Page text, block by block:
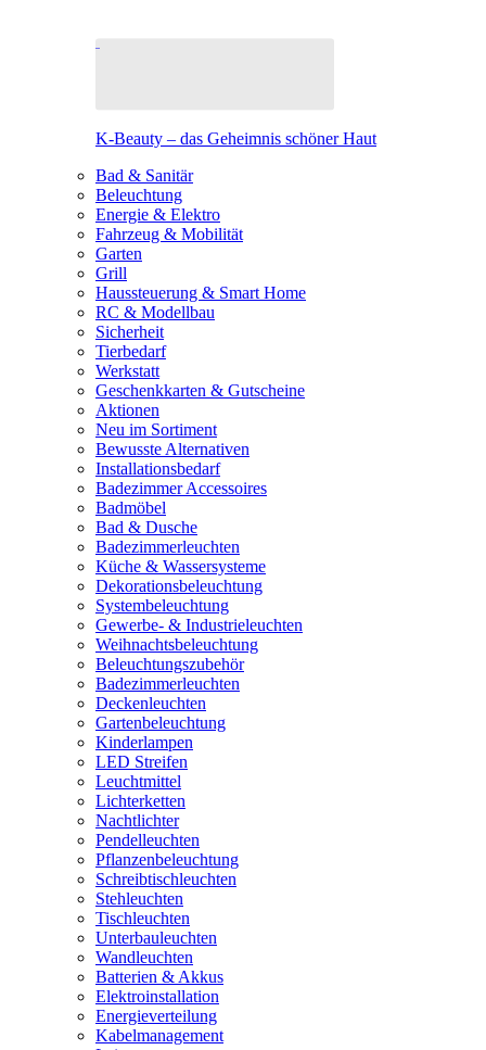
K-Beauty – das Geheimnis schöner Haut
Bad & Sanitär
Beleuchtung
Energie & Elektro
Fahrzeug & Mobilität
Garten
Grill
Haussteuerung & Smart Home
RC & Modellbau
Sicherheit
Tierbedarf
Werkstatt
Geschenkkarten & Gutscheine
Aktionen
Neu im Sortiment
Bewusste Alternativen
Installationsbedarf
Badezimmer Accessoires
Badmöbel
Bad & Dusche
Badezimmerleuchten
Küche & Wassersysteme
Dekorationsbeleuchtung
Systembeleuchtung
Gewerbe- & Industrieleuchten
Weihnachtsbeleuchtung
Beleuchtungszubehör
Badezimmerleuchten
Deckenleuchten
Gartenbeleuchtung
Kinderlampen
LED Streifen
Leuchtmittel
Lichterketten
Nachtlichter
Pendelleuchten
Pflanzenbeleuchtung
Schreibtischleuchten
Stehleuchten
Tischleuchten
Unterbauleuchten
Wandleuchten
Batterien & Akkus
Elektroinstallation
Energieverteilung
Kabelmanagement